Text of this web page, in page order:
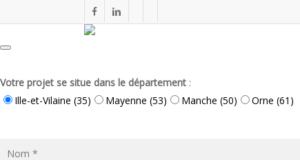
Demande de devis
Votre projet se situe dans le département :
Ille-et-Vilaine (35)
Mayenne (53) Manche (50) Orne (61)
to
main
facebooklinkedin